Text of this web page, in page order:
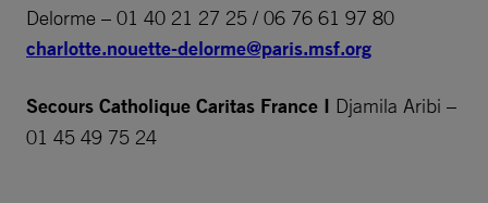
Delorme – 01 40 21 27 25 / 06 76 61 97 80
charlotte.nouette-delorme@paris.msf.org
Secours Catholique Caritas France I Djamila Aribi –
01 45 49 75 24